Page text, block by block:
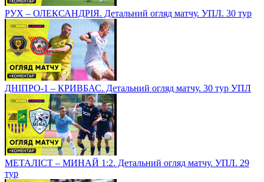
РУХ – ОЛЕКСАНДРІЯ. Детальний огляд матчу. УПЛ. 30 тур
ДНІПРО-1 – КРИВБАС. Детальний огляд матчу. 30 тур УПЛ
МЕТАЛІСТ – МИНАЙ 1:2. Детальний огляд матчу. УПЛ. 29
тур